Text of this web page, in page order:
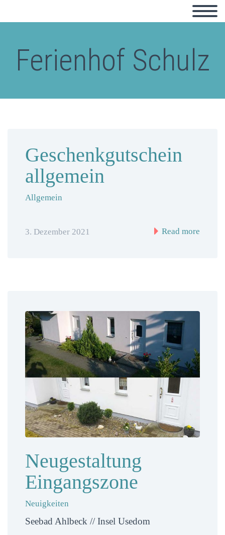
Ferienhof Schulz
Geschenkgutschein
allgemein
Allgemein
3. Dezember 2021 Read more
Neugestaltung
Eingangszone
Neuigkeiten
Seebad Ahlbeck // Insel Usedom